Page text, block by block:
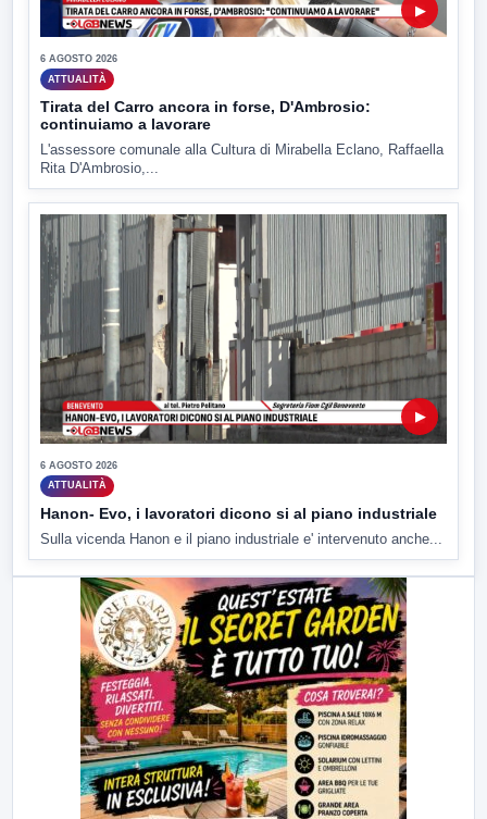
▶
6 AGOSTO 2026
ATTUALITÀ
Tirata del Carro ancora in forse, D'Ambrosio:
continuiamo a lavorare
L'assessore comunale alla Cultura di Mirabella Eclano, Raffaella
Rita D'Ambrosio,...
▶
6 AGOSTO 2026
ATTUALITÀ
Hanon- Evo, i lavoratori dicono si al piano industriale
Sulla vicenda Hanon e il piano industriale e' intervenuto anche...